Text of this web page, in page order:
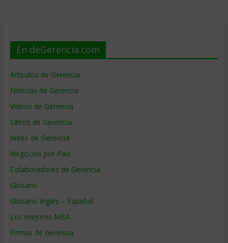
En deGerencia.com
Artículos de Gerencia
Noticias de Gerencia
Videos de Gerencia
Libros de Gerencia
Webs de Gerencia
Negocios por País
Colaboradores de Gerencia
Glosario
Glosario Inglés – Español
Los mejores MBA
Firmas de Gerencia